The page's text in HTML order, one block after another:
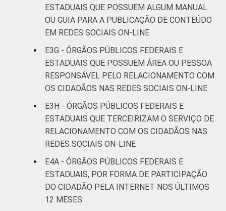
ESTADUAIS QUE POSSUEM ALGUM MANUAL
OU GUIA PARA A PUBLICAÇÃO DE CONTEÚDO
EM REDES SOCIAIS ON-LINE
E3G - ÓRGÃOS PÚBLICOS FEDERAIS E
ESTADUAIS QUE POSSUEM ÁREA OU PESSOA
RESPONSÁVEL PELO RELACIONAMENTO COM
OS CIDADÃOS NAS REDES SOCIAIS ON-LINE
E3H - ÓRGÃOS PÚBLICOS FEDERAIS E
ESTADUAIS QUE TERCEIRIZAM O SERVIÇO DE
RELACIONAMENTO COM OS CIDADÃOS NAS
REDES SOCIAIS ON-LINE
E4A - ÓRGÃOS PÚBLICOS FEDERAIS E
ESTADUAIS, POR FORMA DE PARTICIPAÇÃO
DO CIDADÃO PELA INTERNET NOS ÚLTIMOS
12 MESES